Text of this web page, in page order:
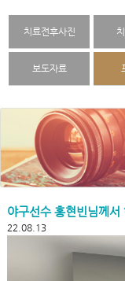
치료전후사진
보도자료
야구선수 홍현빈님께
22.08.13